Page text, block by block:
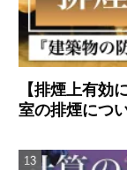
【排煙上有効
室の排煙につ